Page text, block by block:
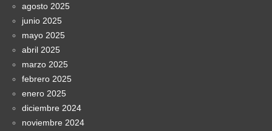
agosto 2025
junio 2025
mayo 2025
abril 2025
marzo 2025
febrero 2025
enero 2025
diciembre 2024
noviembre 2024